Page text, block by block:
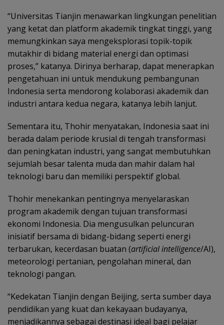
“Universitas Tianjin menawarkan lingkungan penelitian
yang ketat dan platform akademik tingkat tinggi, yang
memungkinkan saya mengeksplorasi topik-topik
mutakhir di bidang material energi dan optimasi
proses,” katanya. Dirinya berharap, dapat menerapkan
pengetahuan ini untuk mendukung pembangunan
Indonesia serta mendorong kolaborasi akademik dan
industri antara kedua negara, katanya lebih lanjut.
Sementara itu, Thohir menyatakan, Indonesia saat ini
berada dalam periode krusial di tengah transformasi
dan peningkatan industri, yang sangat membutuhkan
sejumlah besar talenta muda dan mahir dalam hal
teknologi baru dan memiliki perspektif global.
Thohir menekankan pentingnya menyelaraskan
program akademik dengan tujuan transformasi
ekonomi Indonesia. Dia mengusulkan peluncuran
inisiatif bersama di bidang-bidang seperti energi
terbarukan, kecerdasan buatan (artificial intelligence/AI),
meteorologi pertanian, pengolahan mineral, dan
teknologi pangan.
“Kedekatan Tianjin dengan Beijing, serta sumber daya
pendidikan yang kuat dan kekayaan budayanya,
menjadikannya sebagai destinasi ideal bagi pelajar